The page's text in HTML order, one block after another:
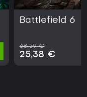
Battlefield 6
68,59 €
25,38 €